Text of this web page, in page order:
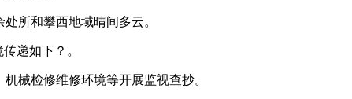
所和攀西地域晴间多云。
递如下？。
械检修维修环境等开展监视查抄。